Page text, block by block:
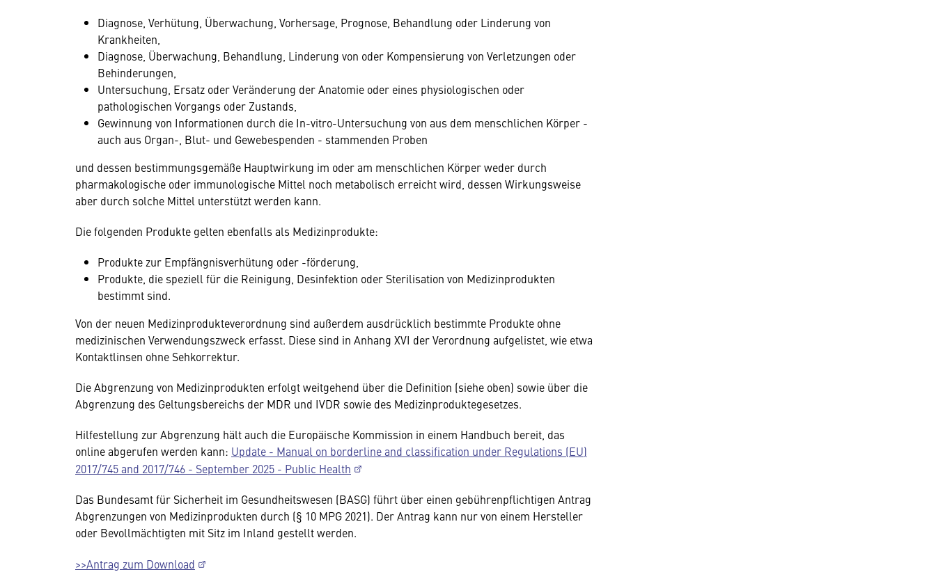
Diagnose, Verhütung, Überwachung, Vorhersage, Prognose, Behandlung oder Linderung von
Krankheiten,
Diagnose, Überwachung, Behandlung, Linderung von oder Kompensierung von Verletzungen oder
Behinderungen,
Untersuchung, Ersatz oder Veränderung der Anatomie oder eines physiologischen oder
pathologischen Vorgangs oder Zustands,
Gewinnung von Informationen durch die In-vitro-Untersuchung von aus dem menschlichen Körper -
auch aus Organ-, Blut- und Gewebespenden - stammenden Proben
und dessen bestimmungsgemäße Hauptwirkung im oder am menschlichen Körper weder durch
pharmakologische oder immunologische Mittel noch metabolisch erreicht wird, dessen Wirkungsweise
aber durch solche Mittel unterstützt werden kann.
Die folgenden Produkte gelten ebenfalls als Medizinprodukte:
Produkte zur Empfängnisverhütung oder -förderung,
Produkte, die speziell für die Reinigung, Desinfektion oder Sterilisation von Medizinprodukten
bestimmt sind.
Von der neuen Medizinprodukteverordnung sind außerdem ausdrücklich bestimmte Produkte ohne
medizinischen Verwendungszweck erfasst. Diese sind in Anhang XVI der Verordnung aufgelistet, wie etwa
Kontaktlinsen ohne Sehkorrektur.
Die Abgrenzung von Medizinprodukten erfolgt weitgehend über die Definition (siehe oben) sowie über die
Abgrenzung des Geltungsbereichs der MDR und IVDR sowie des Medizinproduktegesetzes.
Hilfestellung zur Abgrenzung hält auch die Europäische Kommission in einem Handbuch bereit, das
online abgerufen werden kann: Update - Manual on borderline and classification under Regulations (EU)
2017/745 and 2017/746 - September 2025 - Public Health
Das Bundesamt für Sicherheit im Gesundheitswesen (BASG) führt über einen gebührenpflichtigen Antrag
Abgrenzungen von Medizinprodukten durch (§ 10 MPG 2021). Der Antrag kann nur von einem Hersteller
oder Bevollmächtigten mit Sitz im Inland gestellt werden.
>>Antrag zum Download